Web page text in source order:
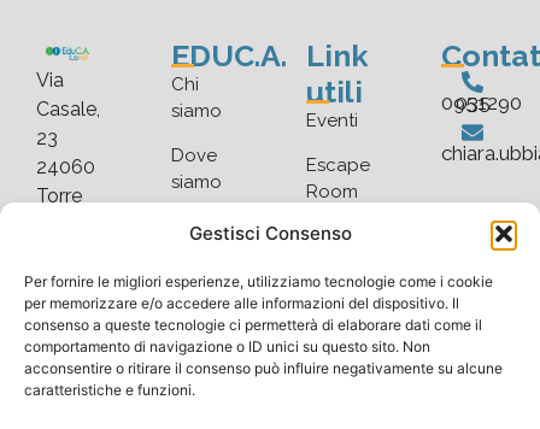
Gestisci Consenso
Per fornire le migliori esperienze, utilizziamo tecnologie come i cookie
per memorizzare e/o accedere alle informazioni del dispositivo. Il
consenso a queste tecnologie ci permetterà di elaborare dati come il
comportamento di navigazione o ID unici su questo sito. Non
acconsentire o ritirare il consenso può influire negativamente su alcune
caratteristiche e funzioni.
Via
Casale,
23
24060
Torre
(BG)
EDUC.A.
Chi
siamo
Dove
siamo
Faq
listino
Link
utili
Eventi
Escape
Room
Blog
Gallery
035 0951290